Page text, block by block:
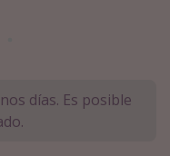
días. Es posible